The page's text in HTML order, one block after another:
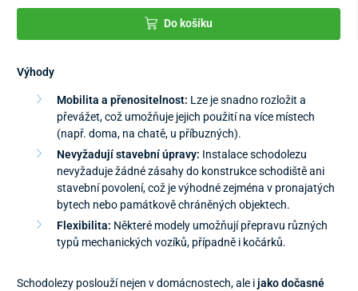
Do košíku
Výhody
Mobilita a přenositelnost: Lze je snadno rozložit a
převážet, což umožňuje jejich použití na více místech
(např. doma, na chatě, u příbuzných).
Nevyžadují stavební úpravy: Instalace schodolezu
nevyžaduje žádné zásahy do konstrukce schodiště ani
stavební povolení, což je výhodné zejména v pronajatých
bytech nebo památkově chráněných objektech.
Flexibilita: Některé modely umožňují přepravu různých
typů mechanických vozíků, případně i kočárků.
Schodolezy poslouží nejen v domácnostech, ale ijako dočasné